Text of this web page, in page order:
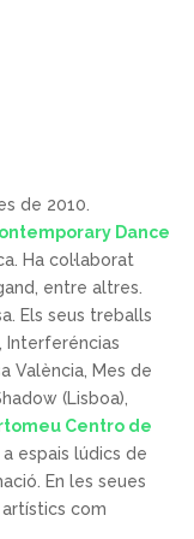
de 2010.
Dance
Ha col·laborat
, entre altres.
Els seus treballs
Interferéncias
València, Mes de
(Lisboa),
Centro de
espais lúdics de
En les seues
com